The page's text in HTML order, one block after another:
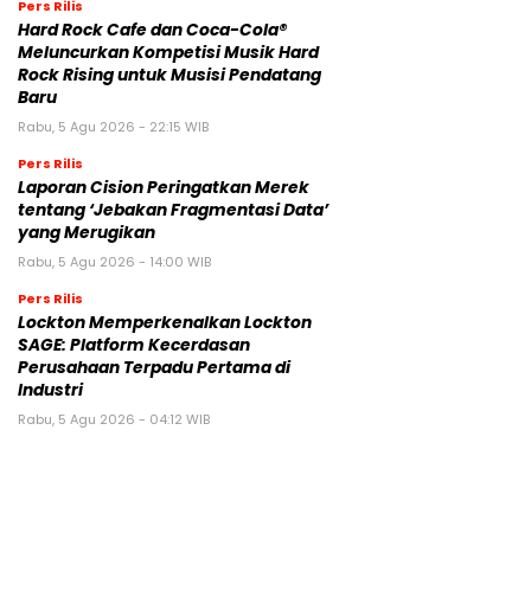
Pers Rilis
Hard Rock Cafe dan Coca-Cola®
Meluncurkan Kompetisi Musik Hard
Rock Rising untuk Musisi Pendatang
Baru
Rabu, 5 Agu 2026 - 22:15 WIB
Pers Rilis
Laporan Cision Peringatkan Merek
tentang ‘Jebakan Fragmentasi Data’
yang Merugikan
Rabu, 5 Agu 2026 - 14:00 WIB
Pers Rilis
Lockton Memperkenalkan Lockton
SAGE: Platform Kecerdasan
Perusahaan Terpadu Pertama di
Industri
Rabu, 5 Agu 2026 - 04:12 WIB